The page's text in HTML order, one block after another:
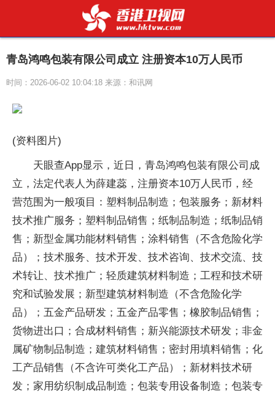
青岛鸿鸣包装有限公司成立 注册资本10万人民币
时间：2026-06-02 10:04:18 来源：和讯网
(资料图片)
天眼查App显示，近日，青岛鸿鸣包装有限公司成
立，法定代表人为薛建蕊，注册资本10万人民币，经
营范围为一般项目：塑料制品制造；包装服务；新材料
技术推广服务；塑料制品销售；纸制品制造；纸制品销
售；新型金属功能材料销售；涂料销售（不含危险化学
品）；技术服务、技术开发、技术咨询、技术交流、技
术转让、技术推广；轻质建筑材料制造；工程和技术研
究和试验发展；新型建筑材料制造（不含危险化学
品）；五金产品研发；五金产品零售；橡胶制品销售；
货物进出口；合成材料销售；新兴能源技术研发；非金
属矿物制品制造；建筑材料销售；密封用填料销售；化
工产品销售（不含许可类化工产品）；新材料技术研
发；家用纺织制成品制造；包装专用设备制造；包装专